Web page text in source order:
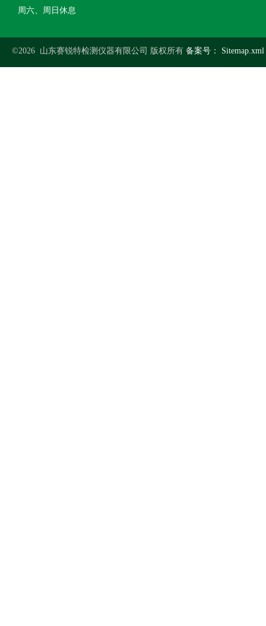
周六、周日休息
©2026 山东赛锐特检测仪器有限公司 版权所有 备案号： Sitemap.xml